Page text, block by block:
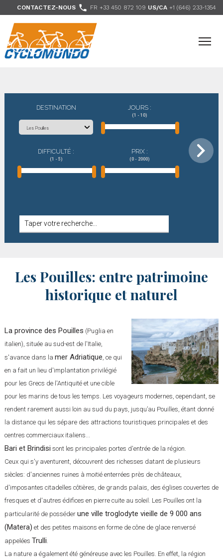
CONTACTEZ-NOUS  FR +33 450 872 109 US/CA +1 (646) 233-1354
DESTINATION JOURS :
(1 - 10)
DIFFICULTÉ :
(1 - 5)
PRIX :
(0 - 2000)
Les Pouilles: entre patrimoine
historique et naturel
La province des Pouilles (Puglia en
italien), située au sud-est de l'Italie,
s'avance dans la mer Adriatique, ce qui
en a fait un lieu d'implantation privilégié
pour les Grecs de l'Antiquité et une cible
pour les marins de tous les temps. Les voyageurs modernes, cependant, se
rendent rarement aussi loin au sud du pays, jusqu’au Pouilles, étant donné
la distance qui les sépare des attractions touristiques principales et des
centres commerciaux italiens...
Bari et Brindisi sont les principales portes d'entrée de la région.
Ceux qui s'y aventurent, découvrent des richesses datant de plusieurs
siècles: d'anciennes ruines à moitié enterrées près de châteaux,
d'imposantes citadelles côtières, de grands palais, des églises couvertes de
fresques et d'autres édifices en pierre cuite au soleil. Les Pouilles ont la
particularité de posséder une ville troglodyte vieille de 9 000 ans
(Matera) et des petites maisons en forme de cône de glace renversé
appelées Trulli.
La nature a également été généreuse avec les Pouilles. En effet, la région